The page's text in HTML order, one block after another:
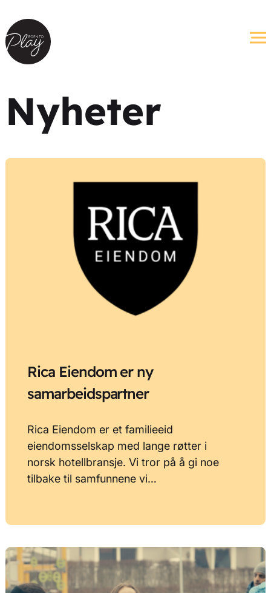
Nyheter
Rica Eiendom er ny
samarbeidspartner
Rica Eiendom er et familieeid
eiendomsselskap med lange røtter i
norsk hotellbransje. Vi tror på å gi noe
tilbake til samfunnene vi…